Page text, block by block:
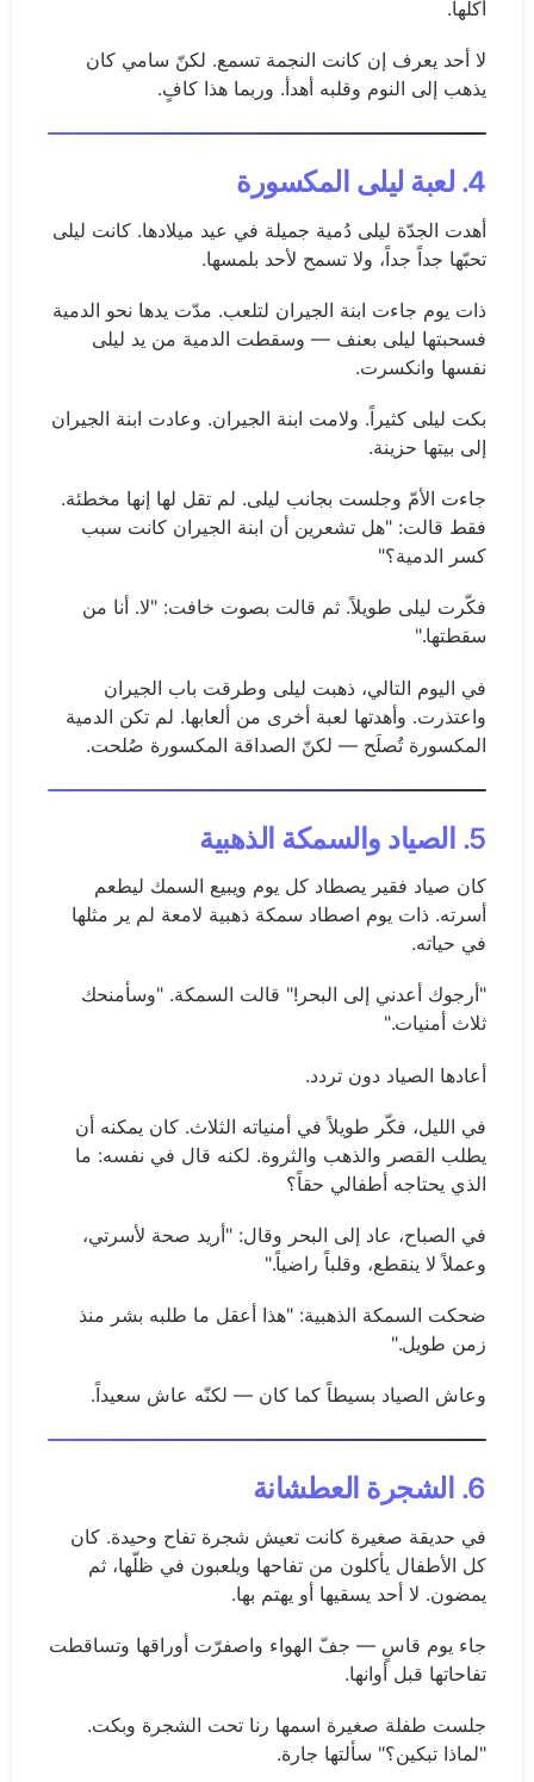
أكلها.
لا أحد يعرف إن كانت النجمة تسمع. لكنّ سامي كان
يذهب إلى النوم وقلبه أهدأ. وربما هذا كافٍ.
4. لعبة ليلى المكسورة
أهدت الجدّة ليلى دُمية جميلة في عيد ميلادها. كانت ليلى
تحبّها جداً جداً، ولا تسمح لأحد بلمسها.
ذات يوم جاءت ابنة الجيران لتلعب. مدّت يدها نحو الدمية
فسحبتها ليلى بعنف — وسقطت الدمية من يد ليلى
نفسها وانكسرت.
بكت ليلى كثيراً. ولامت ابنة الجيران. وعادت ابنة الجيران
إلى بيتها حزينة.
جاءت الأمّ وجلست بجانب ليلى. لم تقل لها إنها مخطئة.
فقط قالت: "هل تشعرين أن ابنة الجيران كانت سبب
كسر الدمية؟"
فكّرت ليلى طويلاً. ثم قالت بصوت خافت: "لا. أنا من
سقطتها."
في اليوم التالي، ذهبت ليلى وطرقت باب الجيران
واعتذرت. وأهدتها لعبة أخرى من ألعابها. لم تكن الدمية
المكسورة تُصلَح — لكنّ الصداقة المكسورة صُلحت.
5. الصياد والسمكة الذهبية
كان صياد فقير يصطاد كل يوم ويبيع السمك ليطعم
أسرته. ذات يوم اصطاد سمكة ذهبية لامعة لم ير مثلها
في حياته.
"أرجوك أعدني إلى البحر!" قالت السمكة. "وسأمنحك
ثلاث أمنيات."
أعادها الصياد دون تردد.
في الليل، فكّر طويلاً في أمنياته الثلاث. كان يمكنه أن
يطلب القصر والذهب والثروة. لكنه قال في نفسه: ما
الذي يحتاجه أطفالي حقاً؟
في الصباح، عاد إلى البحر وقال: "أريد صحة لأسرتي،
وعملاً لا ينقطع، وقلباً راضياً."
ضحكت السمكة الذهبية: "هذا أعقل ما طلبه بشر منذ
زمن طويل."
وعاش الصياد بسيطاً كما كان — لكنّه عاش سعيداً.
6. الشجرة العطشانة
في حديقة صغيرة كانت تعيش شجرة تفاح وحيدة. كان
كل الأطفال يأكلون من تفاحها ويلعبون في ظلّها، ثم
يمضون. لا أحد يسقيها أو يهتم بها.
جاء يوم قاسٍ — جفّ الهواء واصفرّت أوراقها وتساقطت
تفاحاتها قبل أوانها.
جلست طفلة صغيرة اسمها رنا تحت الشجرة وبكت.
"لماذا تبكين؟" سألتها جارة.